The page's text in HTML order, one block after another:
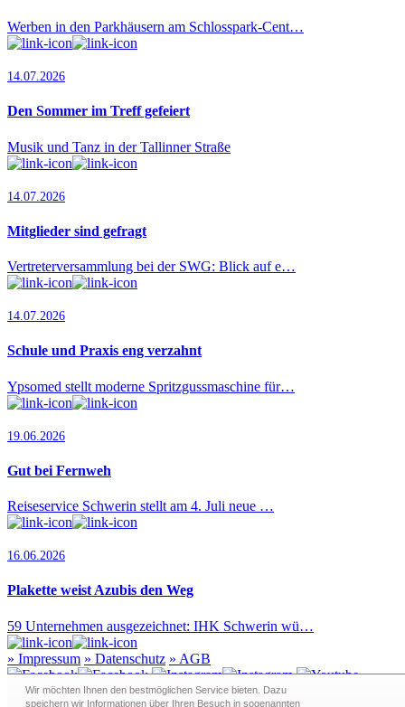
Werben in den Parkhäusern am Schlosspark-Cent…
14.07.2026
Den Sommer im Treff gefeiert
Musik und Tanz in der Tallinner Straße
14.07.2026
Mitglieder sind gefragt
Vertreterversammlung bei der SWG: Blick auf e…
14.07.2026
Schule und Praxis eng verzahnt
Ypsomed stellt moderne Spritzgussmaschine für…
19.06.2026
Gut bei Fernweh
Reiseservice Schwerin stellt am 4. Juli neue …
16.06.2026
Plakette weist Azubis den Weg
59 Unternehmen ausgezeichnet: IHK Schwerin wü…
» Impressum » Datenschutz » AGB
Wir möchten Ihnen den bestmöglichen Service bieten. Dazu
speichern wir Informationen über Ihren Besuch in sogenann­ten